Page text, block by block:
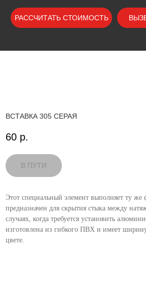
РАССЧИТАТЬ СТОИМОСТЬ
ВСТАВКА 305 СЕРАЯ
60 р.
Этот специальный элемент выполняет ту
предназначен для скрытия стыка между
случаях, когда требуется установить
изготовлена из гибкого ПВХ и имеет
цвете.